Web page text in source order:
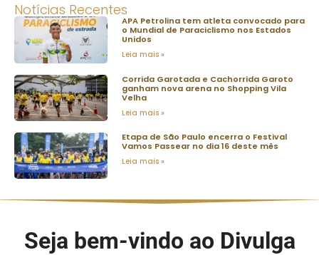
Notícias Recentes
APA Petrolina tem atleta convocado para
o Mundial de Paraciclismo nos Estados
Unidos
Leia mais »
Corrida Garotada e Cachorrida Garoto
ganham nova arena no Shopping Vila
Velha
Leia mais »
Etapa de São Paulo encerra o Festival
Vamos Passear no dia 16 deste mês
Leia mais »
Seja bem-vindo ao Divulga